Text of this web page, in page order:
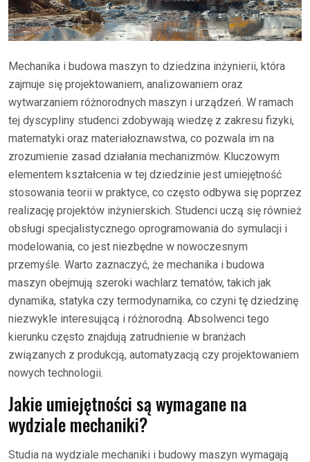
Mechanika i budowa maszyn to dziedzina inżynierii, która
zajmuje się projektowaniem, analizowaniem oraz
wytwarzaniem różnorodnych maszyn i urządzeń. W ramach
tej dyscypliny studenci zdobywają wiedzę z zakresu fizyki,
matematyki oraz materiałoznawstwa, co pozwala im na
zrozumienie zasad działania mechanizmów. Kluczowym
elementem kształcenia w tej dziedzinie jest umiejętność
stosowania teorii w praktyce, co często odbywa się poprzez
realizację projektów inżynierskich. Studenci uczą się również
obsługi specjalistycznego oprogramowania do symulacji i
modelowania, co jest niezbędne w nowoczesnym
przemyśle. Warto zaznaczyć, że mechanika i budowa
maszyn obejmują szeroki wachlarz tematów, takich jak
dynamika, statyka czy termodynamika, co czyni tę dziedzinę
niezwykle interesującą i różnorodną. Absolwenci tego
kierunku często znajdują zatrudnienie w branżach
związanych z produkcją, automatyzacją czy projektowaniem
nowych technologii.
Jakie umiejętności są wymagane na
wydziale mechaniki?
Studia na wydziale mechaniki i budowy maszyn wymagają